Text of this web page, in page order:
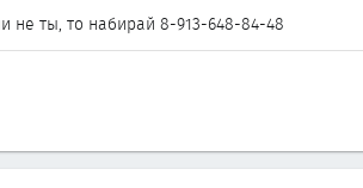
не ты, то набирай 8-913-648-84-48